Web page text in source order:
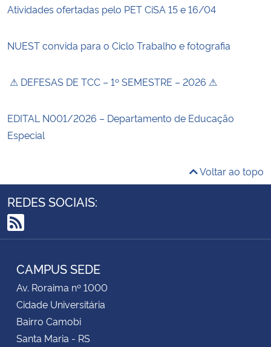
Atividades ofertadas pelo PET CiSA 15 e 16/04
NUEST convida para o Ciclo Trabalho e fotografia
⚠ DEFESAS DE TCC – 1º SEMESTRE – 2026 ⚠
EDITAL N001/2026 – Departamento de Educação
Especial
Voltar ao topo
REDES SOCIAIS:
RSS
CAMPUS SEDE
Av. Roraima nº 1000
Cidade Universitária
Bairro Camobi
Santa Maria - RS